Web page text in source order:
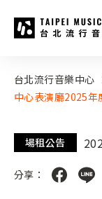
:::
台北流行音樂中心
中心表演廳2025
場租公告
分享：